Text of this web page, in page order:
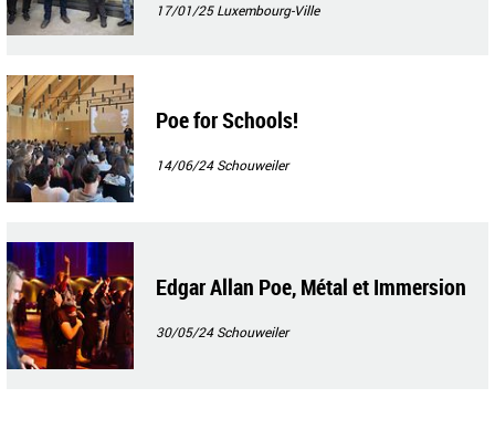
17/01/25Luxembourg-Ville
Poe for Schools!
14/06/24Schouweiler
Edgar Allan Poe, Métal et Immersion
30/05/24Schouweiler